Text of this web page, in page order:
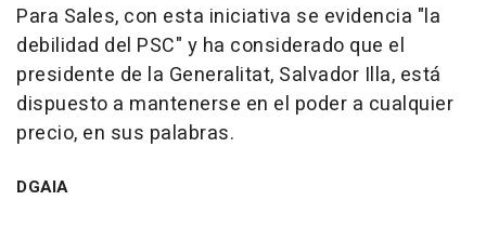
Para Sales, con esta iniciativa se evidencia "la
debilidad del PSC" y ha considerado que el
presidente de la Generalitat, Salvador Illa, está
dispuesto a mantenerse en el poder a cualquier
precio, en sus palabras.
DGAIA